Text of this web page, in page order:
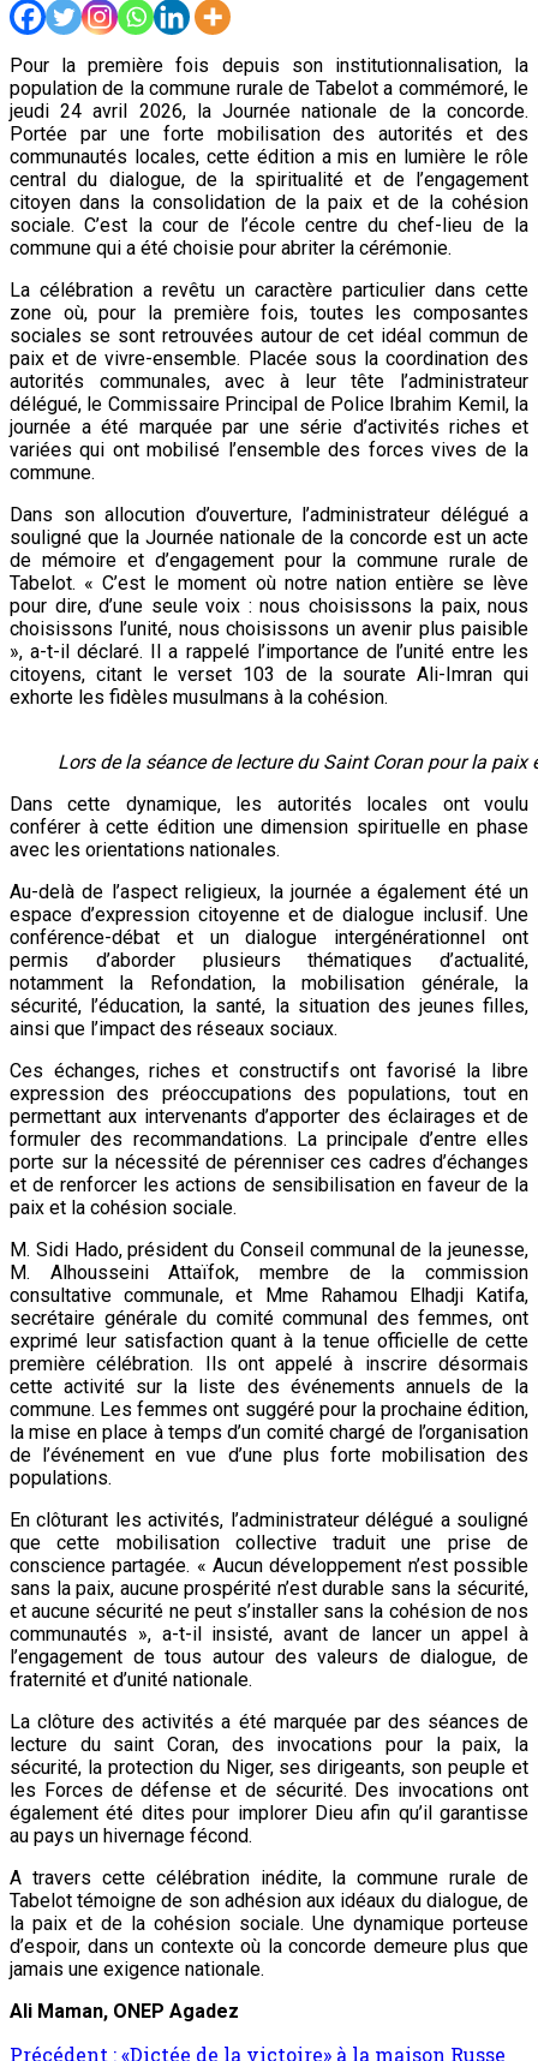
Pour la première fois depuis son institutionnalisation, la
population de la commune rurale de Tabelot a commémoré, le
jeudi 24 avril 2026, la Journée nationale de la concorde.
Portée par une forte mobilisation des autorités et des
communautés locales, cette édition a mis en lumière le rôle
central du dialogue, de la spiritualité et de l’engagement
citoyen dans la consolidation de la paix et de la cohésion
sociale. C’est la cour de l’école centre du chef-lieu de la
commune qui a été choisie pour abriter la cérémonie.
La célébration a revêtu un caractère particulier dans cette
zone où, pour la première fois, toutes les composantes
sociales se sont retrouvées autour de cet idéal commun de
paix et de vivre-ensemble. Placée sous la coordination des
autorités communales, avec à leur tête l’administrateur
délégué, le Commissaire Principal de Police Ibrahim Kemil, la
journée a été marquée par une série d’activités riches et
variées qui ont mobilisé l’ensemble des forces vives de la
commune.
Dans son allocution d’ouverture, l’administrateur délégué a
souligné que la Journée nationale de la concorde est un acte
de mémoire et d’engagement pour la commune rurale de
Tabelot. « C’est le moment où notre nation entière se lève
pour dire, d’une seule voix : nous choisissons la paix, nous
choisissons l’unité, nous choisissons un avenir plus paisible
», a-t-il déclaré. Il a rappelé l’importance de l’unité entre les
citoyens, citant le verset 103 de la sourate Ali-Imran qui
exhorte les fidèles musulmans à la cohésion.
Lors de la séance de lecture du Saint Coran pour la paix
Dans cette dynamique, les autorités locales ont voulu
conférer à cette édition une dimension spirituelle en phase
avec les orientations nationales.
Au-delà de l’aspect religieux, la journée a également été un
espace d’expression citoyenne et de dialogue inclusif. Une
conférence-débat et un dialogue intergénérationnel ont
permis d’aborder plusieurs thématiques d’actualité,
notamment la Refondation, la mobilisation générale, la
sécurité, l’éducation, la santé, la situation des jeunes filles,
ainsi que l’impact des réseaux sociaux.
Ces échanges, riches et constructifs ont favorisé la libre
expression des préoccupations des populations, tout en
permettant aux intervenants d’apporter des éclairages et de
formuler des recommandations. La principale d’entre elles
porte sur la nécessité de pérenniser ces cadres d’échanges
et de renforcer les actions de sensibilisation en faveur de la
paix et la cohésion sociale.
M. Sidi Hado, président du Conseil communal de la jeunesse,
M. Alhousseini Attaïfok, membre de la commission
consultative communale, et Mme Rahamou Elhadji Katifa,
secrétaire générale du comité communal des femmes, ont
exprimé leur satisfaction quant à la tenue officielle de cette
première célébration. Ils ont appelé à inscrire désormais
cette activité sur la liste des événements annuels de la
commune. Les femmes ont suggéré pour la prochaine édition,
la mise en place à temps d’un comité chargé de l’organisation
de l’événement en vue d’une plus forte mobilisation des
populations.
En clôturant les activités, l’administrateur délégué a souligné
que cette mobilisation collective traduit une prise de
conscience partagée. « Aucun développement n’est possible
sans la paix, aucune prospérité n’est durable sans la sécurité,
et aucune sécurité ne peut s’installer sans la cohésion de nos
communautés », a-t-il insisté, avant de lancer un appel à
l’engagement de tous autour des valeurs de dialogue, de
fraternité et d’unité nationale.
La clôture des activités a été marquée par des séances de
lecture du saint Coran, des invocations pour la paix, la
sécurité, la protection du Niger, ses dirigeants, son peuple et
les Forces de défense et de sécurité. Des invocations ont
également été dites pour implorer Dieu afin qu’il garantisse
au pays un hivernage fécond.
A travers cette célébration inédite, la commune rurale de
Tabelot témoigne de son adhésion aux idéaux du dialogue, de
la paix et de la cohésion sociale. Une dynamique porteuse
d’espoir, dans un contexte où la concorde demeure plus que
jamais une exigence nationale.
Ali Maman, ONEP Agadez
Précédent :«Dictée de la victoire» à la maison Russe